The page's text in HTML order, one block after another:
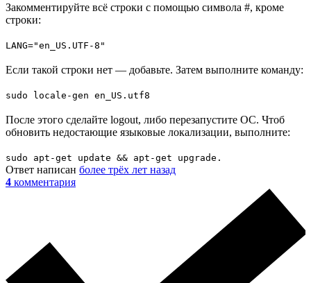
Закомментируйте всё строки с помощью символа #, кроме
строки:
LANG="en_US.UTF-8"
Если такой строки нет — добавьте. Затем выполните команду:
sudo locale-gen en_US.utf8
После этого сделайте logout, либо перезапустите ОС. Чтоб
обновить недостающие языковые локализации, выполните:
sudo apt-get update && apt-get upgrade.
Ответ написан более трёх лет назад
4 комментария